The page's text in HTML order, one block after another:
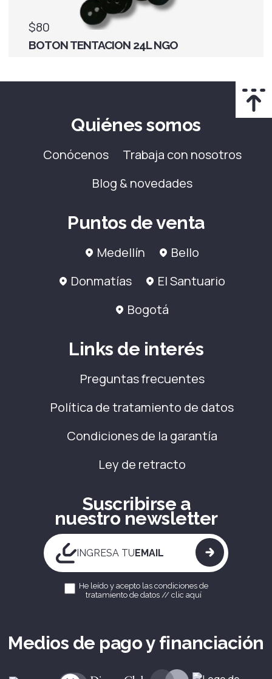
$80
BOTON TENTACION 24L NGO
Quiénes somos
Conócenos
Trabaja con nosotros
Blog & novedades
Puntos de venta
Medellín
Bello
Donmatías
El Santuario
Bogotá
Links de interés
Preguntas frecuentes
Política de tratamiento de datos
Condiciones de la garantía
Ley de retracto
Suscribirse a
nuestro newsletter
INGRESA TUEMAIL
He leído y acepto las condiciones de
tratamiento de datos // clic aquí
Medios de pago y financiación